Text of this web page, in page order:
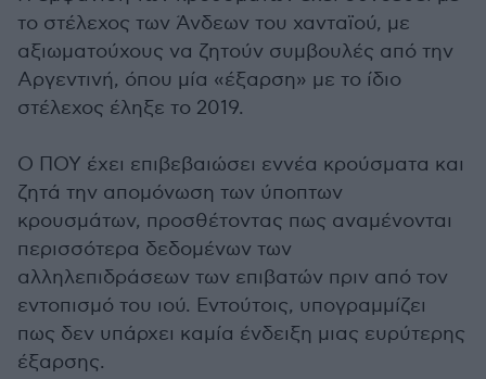
το στέλεχος των Άνδεων του χανταϊού, με
αξιωματούχους να ζητούν συμβουλές από την
Αργεντινή, όπου μία «έξαρση» με το ίδιο
στέλεχος έληξε το 2019.
Ο ΠΟΥ έχει επιβεβαιώσει εννέα κρούσματα και
ζητά την απομόνωση των ύποπτων
κρουσμάτων, προσθέτοντας πως αναμένονται
περισσότερα δεδομένων των
αλληλεπιδράσεων των επιβατών πριν από τον
εντοπισμό του ιού. Εντούτοις, υπογραμμίζει
πως δεν υπάρχει καμία ένδειξη μιας ευρύτερης
έξαρσης.